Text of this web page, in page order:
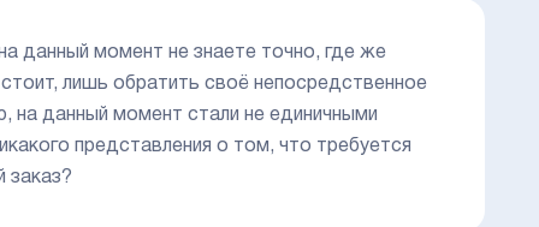
данный момент не знаете точно, где же
лишь обратить своё непосредственное
данный момент стали не единичными
представления о том, что требуется
заказ?